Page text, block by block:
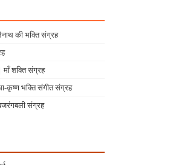
की भक्ति संग्रह
माँ शक्ति संग्रह
कृष्ण भक्ति संगीत संग्रह
संग्रह